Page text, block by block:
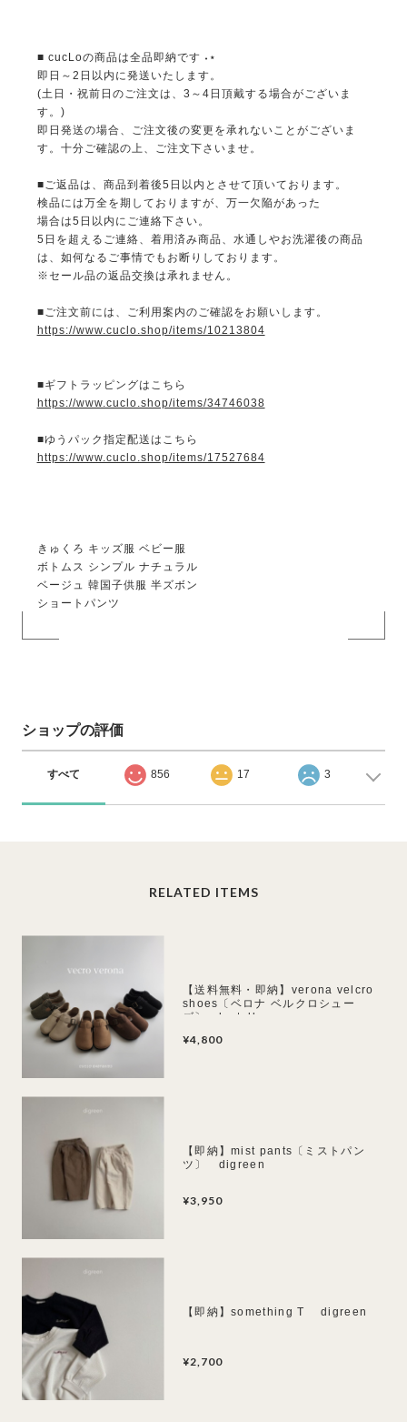
■ cucLoの商品は全品即納です ˖⋆
即日～2日以内に発送いたします。
(土日・祝前日のご注文は、3～4日頂戴する場合がございま
す。)
即日発送の場合、ご注文後の変更を承れないことがございま
す。十分ご確認の上、ご注文下さいませ。
■ご返品は、商品到着後5日以内とさせて頂いております。
検品には万全を期しておりますが、万一欠陥があった
場合は5日以内にご連絡下さい。
5日を超えるご連絡、着用済み商品、水通しやお洗濯後の商品
は、如何なるご事情でもお断りしております。
※セール品の返品交換は承れません。
■ご注文前には、ご利用案内のご確認をお願いします。
https://www.cuclo.shop/items/10213804
■ギフトラッピングはこちら
https://www.cuclo.shop/items/34746038
■ゆうパック指定配送はこちら
https://www.cuclo.shop/items/17527684
きゅくろ キッズ服 ベビー服
ボトムス シンプル ナチュラル
ベージュ 韓国子供服 半ズボン
ショートパンツ
ショップの評価
すべて 856 17 3
RELATED ITEMS
【送料無料・即納】verona velcro
shoes〔ベロナ ベルクロシュー
ズ〕 lastella
¥4,800
【即納】mist pants〔ミストパン
ツ〕 digreen
¥3,950
【即納】something T digreen
¥2,700